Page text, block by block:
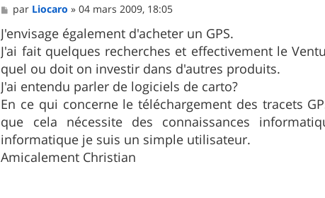
M
e
s
s
a
g
e
par Liocaro »04 mars 2009, 18:05
J'envisage également d'acheter un GPS.
J'ai fait quelques recherches et effectivement le
quel ou doit on investir dans d'autres produits.
J'ai entendu parler de logiciels de carto?
En ce qui concerne le téléchargement des tracets
que cela nécessite des connaissances
informatique je suis un simple utilisateur.
Amicalement Christian